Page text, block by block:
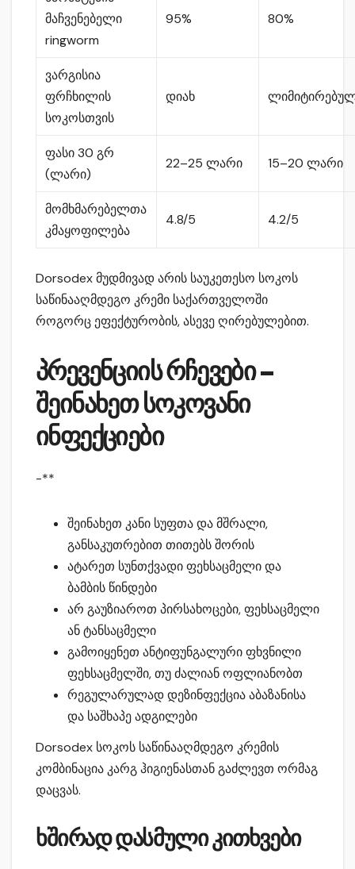
მაჩვენებელი
ringworm
95% 80%
ვარგისია
ფრჩხილის
სოკოსთვის
დიახ
ფასი 30 გრ
(ლარი)
22–25 ლარი 15–20 ლარი
მომხმარებელთა
კმაყოფილება
4.8/5 4.2/5
Dorsodex მუდმივად არის საუკეთესო სოკოს
საწინააღმდეგო კრემი საქართველოში
როგორც ეფექტურობის, ასევე ღირებულებით.
პრევენციის რჩევები –
შეინახეთ სოკოვანი
ინფექციები
-**
შეინახეთ კანი სუფთა და მშრალი,
განსაკუთრებით თითებს შორის
ატარეთ სუნთქვადი ფეხსაცმელი და
ბამბის წინდები
არ გაუზიაროთ პირსახოცები, ფეხსაცმელი
ან ტანსაცმელი
გამოიყენეთ ანტიფუნგალური ფხვნილი
ფეხსაცმელში, თუ ძალიან ოფლიანობთ
რეგულარულად დეზინფექცია აბაზანისა
და საშხაპე ადგილები
Dorsodex სოკოს საწინააღმდეგო კრემის
კომბინაცია კარგ ჰიგიენასთან გაძლევთ ორმაგ
დაცვას.
ხშირად დასმული კითხვები